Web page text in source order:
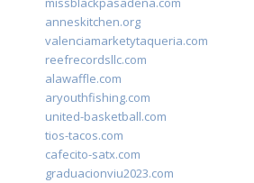
anneskitchen.org
valenciamarketytaqueria.com
reefrecordsllc.com
alawaffle.com
aryouthfishing.com
united-basketball.com
tios-tacos.com
cafecito-satx.com
graduacionviu2023.com